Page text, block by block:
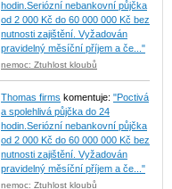
hodin.Seriózní nebankovní půjčka
od 2 000 Kč do 60 000 000 Kč bez
nutnosti zajištění. Vyžadován
pravidelný měsíční příjem a če..."
nemoc: Ztuhlost kloubů
Thomas firms komentuje: "Poctivá
a spolehlivá půjčka do 24
hodin.Seriózní nebankovní půjčka
od 2 000 Kč do 60 000 000 Kč bez
nutnosti zajištění. Vyžadován
pravidelný měsíční příjem a če..."
nemoc: Ztuhlost kloubů